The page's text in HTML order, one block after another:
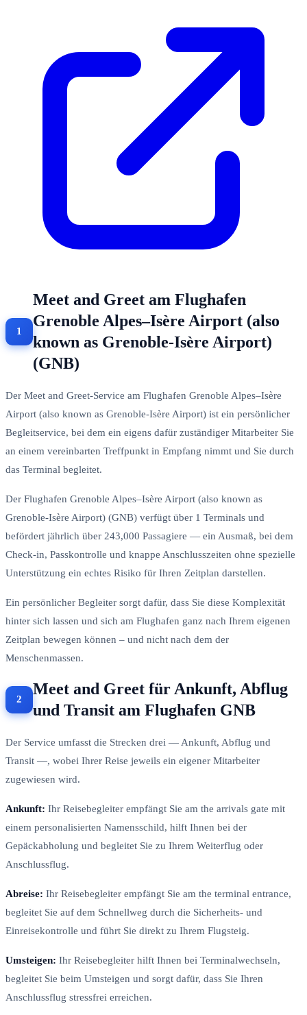
Meet and Greet am Flughafen
Grenoble Alpes–Isère Airport (also
known as Grenoble-Isère Airport)
(GNB)
Der Meet and Greet-Service am Flughafen Grenoble Alpes–Isère
Airport (also known as Grenoble-Isère Airport) ist ein persönlicher
Begleitservice, bei dem ein eigens dafür zuständiger Mitarbeiter Sie
an einem vereinbarten Treffpunkt in Empfang nimmt und Sie durch
das Terminal begleitet.
Der Flughafen Grenoble Alpes–Isère Airport (also known as
Grenoble-Isère Airport) (GNB) verfügt über 1 Terminals und
befördert jährlich über 243,000 Passagiere — ein Ausmaß, bei dem
Check-in, Passkontrolle und knappe Anschlusszeiten ohne spezielle
Unterstützung ein echtes Risiko für Ihren Zeitplan darstellen.
Ein persönlicher Begleiter sorgt dafür, dass Sie diese Komplexität
hinter sich lassen und sich am Flughafen ganz nach Ihrem eigenen
Zeitplan bewegen können – und nicht nach dem der
Menschenmassen.
Meet and Greet für Ankunft, Abflug
und Transit am Flughafen GNB
Der Service umfasst die Strecken drei — Ankunft, Abflug und
Transit —, wobei Ihrer Reise jeweils ein eigener Mitarbeiter
zugewiesen wird.
Ankunft: Ihr Reisebegleiter empfängt Sie am the arrivals gate mit
einem personalisierten Namensschild, hilft Ihnen bei der
Gepäckabholung und begleitet Sie zu Ihrem Weiterflug oder
Anschlussflug.
Abreise: Ihr Reisebegleiter empfängt Sie am the terminal entrance,
begleitet Sie auf dem Schnellweg durch die Sicherheits- und
Einreisekontrolle und führt Sie direkt zu Ihrem Flugsteig.
Umsteigen: Ihr Reisebegleiter hilft Ihnen bei Terminalwechseln,
begleitet Sie beim Umsteigen und sorgt dafür, dass Sie Ihren
Anschlussflug stressfrei erreichen.